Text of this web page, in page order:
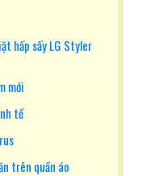
hấp sấy LG Styler
mới
tế
trên quần áo